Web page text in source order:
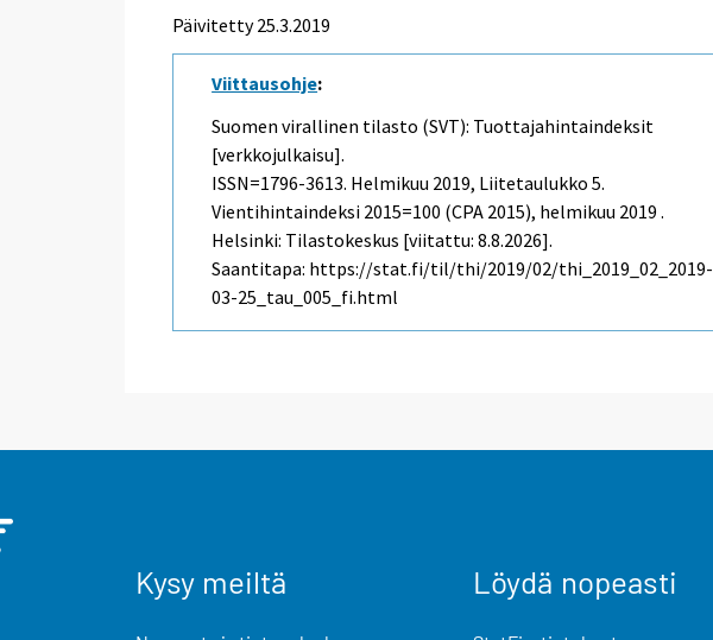
Päivitetty 25.3.2019
Viittausohje:
Suomen virallinen tilasto (SVT): Tuottajahintaindeksit
[verkkojulkaisu].
ISSN=1796-3613. Helmikuu 2019, Liitetaulukko 5.
Vientihintaindeksi 2015=100 (CPA 2015), helmikuu 2019 .
Helsinki: Tilastokeskus [viitattu: 8.8.2026].
Saantitapa: https://stat.fi/til/thi/2019/02/thi_2019_02_2019-
03-25_tau_005_fi.html
Kysy meiltä Löydä nopeasti